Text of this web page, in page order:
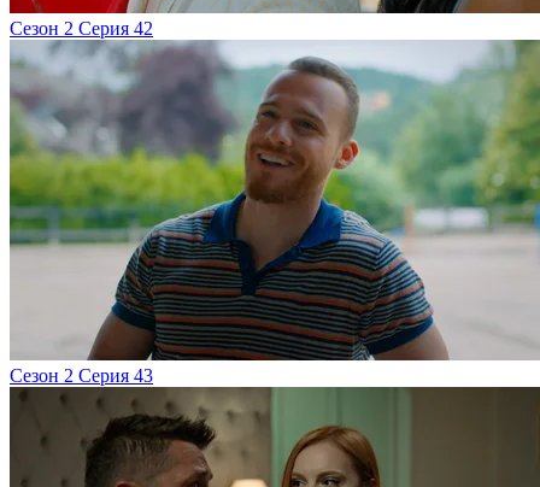
Сезон 2 Серия 42
Сезон 2 Серия 43